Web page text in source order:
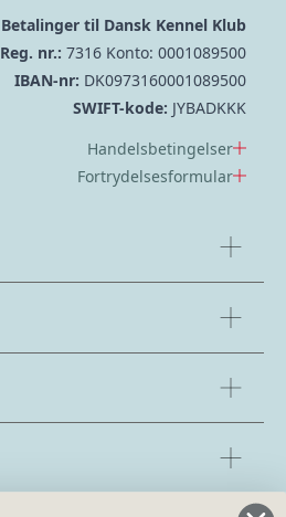
Betalinger til Dansk Kennel Klub
Reg. nr.: 7316 Konto: 0001089500
IBAN-nr: DK0973160001089500
SWIFT-kode: JYBADKKK
Handelsbetingelser
Fortrydelsesformular